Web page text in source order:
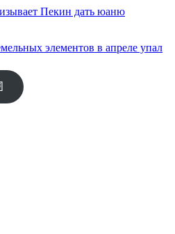
Пекин дать юаню
элементов в апреле упал